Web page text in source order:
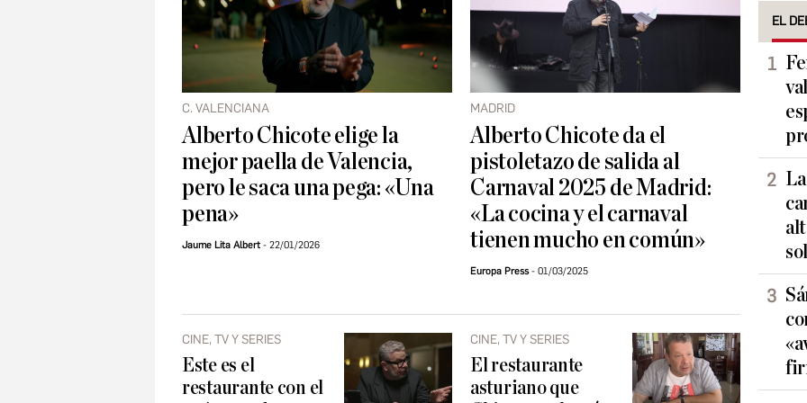
C. VALENCIANA
Alberto Chicote elige la
mejor paella de Valencia,
pero le saca una pega: «Una
pena»
Jaume Lita Albert 22/01/2026
MADRID
Alberto Chicote da el
pistoletazo de salida al
Carnaval 2025 de Madrid:
«La cocina y el carnaval
tienen mucho en común»
Europa Press 01/03/2025
CINE, TV Y SERIES
Este es el
restaurante con el
CINE, TV Y SERIES
El restaurante
asturiano que
EL